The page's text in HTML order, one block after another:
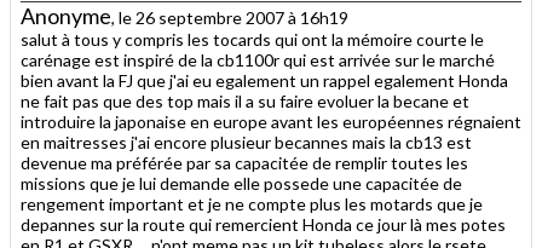
Anonyme, le 26 septembre 2007 à 16h19
salut à tous y compris les tocards qui ont la mémoire courte le
carénage est inspiré de la cb1100r qui est arrivée sur le marché
bien avant la FJ que j'ai eu egalement un rappel egalement Honda
ne fait pas que des top mais il a su faire evoluer la becane et
introduire la japonaise en europe avant les européennes régnaient
en maitresses j'ai encore plusieur becannes mais la cb13 est
devenue ma préférée par sa capacitée de remplir toutes les
missions que je lui demande elle possede une capacitée de
rengement important et je ne compte plus les motards que je
depannes sur la route qui remercient Honda ce jour là mes potes